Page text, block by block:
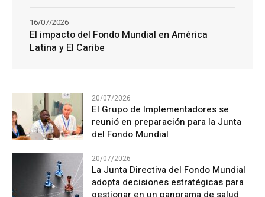
El impacto del Fondo Mundial en América
Latina y El Caribe
16/07/2026
20/07/2026
El Grupo de Implementadores se
reunió en preparación para la Junta
del Fondo Mundial
20/07/2026
La Junta Directiva del Fondo Mundial
adopta decisiones estratégicas para